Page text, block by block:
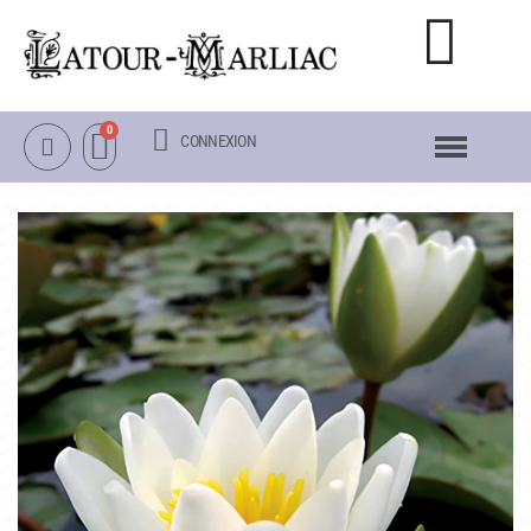
NOTRE CATALOGUE
NÉNUPHARS RUSTIQUES
NÉNUPHARS TROPICAUX
LOTUS
AUTRES PLANTES AQUATIQUES
PACKS & ACCESSOIRES
OBJETS
LA VISITE
CONNEXION